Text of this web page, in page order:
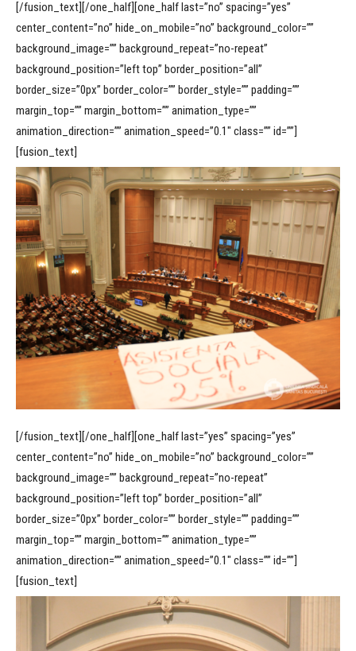
[/fusion_text][/one_half][one_half last=”no” spacing=”yes”
center_content=”no” hide_on_mobile=”no” background_color=””
background_image=”” background_repeat=”no-repeat”
background_position=”left top” border_position=”all”
border_size=”0px” border_color=”” border_style=”” padding=””
margin_top=”” margin_bottom=”” animation_type=””
animation_direction=”” animation_speed=”0.1″ class=”” id=””]
[fusion_text]
[/fusion_text][/one_half][one_half last=”yes” spacing=”yes”
center_content=”no” hide_on_mobile=”no” background_color=””
background_image=”” background_repeat=”no-repeat”
background_position=”left top” border_position=”all”
border_size=”0px” border_color=”” border_style=”” padding=””
margin_top=”” margin_bottom=”” animation_type=””
animation_direction=”” animation_speed=”0.1″ class=”” id=””]
[fusion_text]